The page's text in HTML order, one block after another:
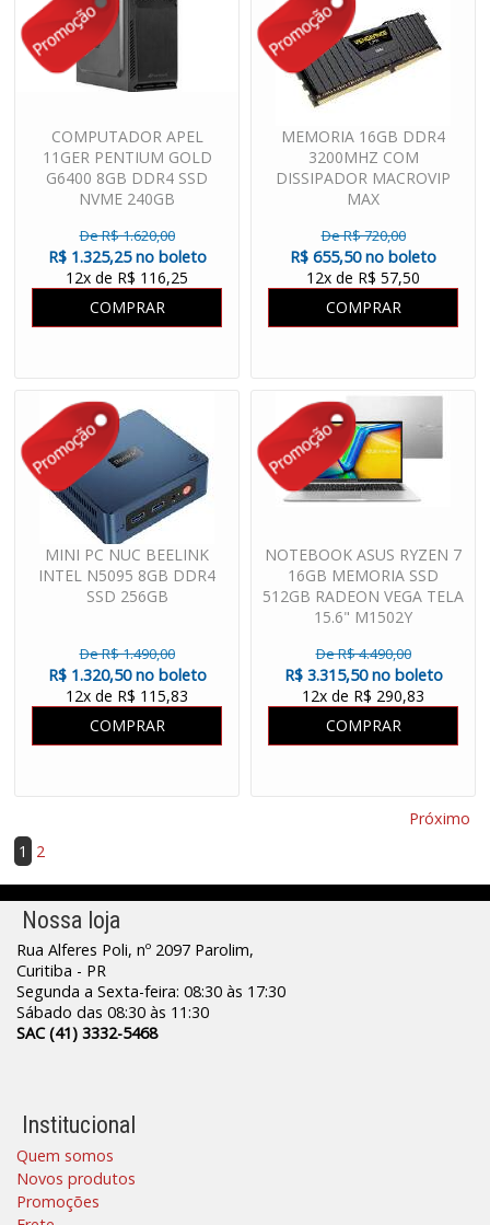
COMPUTADOR APEL
11GER PENTIUM GOLD
G6400 8GB DDR4 SSD
NVME 240GB
De R$ 1.620,00
R$ 1.325,25 no boleto
12x de R$ 116,25
COMPRAR
MEMORIA 16GB DDR4
3200MHZ COM
DISSIPADOR MACROVIP
MAX
De R$ 720,00
R$ 655,50 no boleto
12x de R$ 57,50
COMPRAR
MINI PC NUC BEELINK
INTEL N5095 8GB DDR4
SSD 256GB
De R$ 1.490,00
R$ 1.320,50 no boleto
12x de R$ 115,83
COMPRAR
NOTEBOOK ASUS RYZEN 7
16GB MEMORIA SSD
512GB RADEON VEGA TELA
15.6" M1502Y
De R$ 4.490,00
R$ 3.315,50 no boleto
12x de R$ 290,83
COMPRAR
Próximo
1
2
Nossa loja
Rua Alferes Poli, nº 2097 Parolim,
Curitiba - PR
Segunda a Sexta-feira: 08:30 às 17:30
Sábado das 08:30 às 11:30
SAC (41) 3332-5468
Institucional
Quem somos
Novos produtos
Promoções